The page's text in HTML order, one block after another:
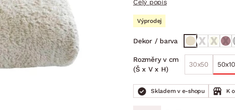
DOMÁCÍ SPOTŘEBIČE
sestavy
Celý popis
Výprodej
Dekor / barva
Rozměry v cm
(Š x V x H)
30x50
Skladem v e-shopu K